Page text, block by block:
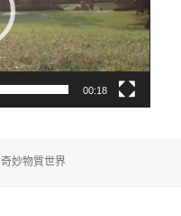
00:18
分
奇妙物質世界